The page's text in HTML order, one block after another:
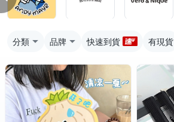
分類 品牌 快速到貨 有現貨